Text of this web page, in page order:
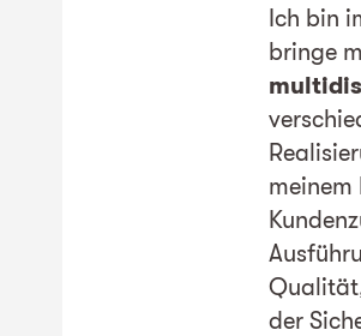
Ich bin
bringe
meinem
der